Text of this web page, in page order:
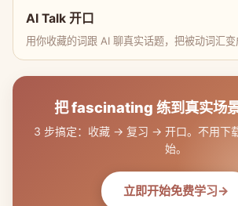
AI Talk 开口
用你收藏的词跟 AI 聊真实话题，把被动词汇变
把 fascinating 练到真实场
3 步搞定：收藏 → 复习 → 开口。不用下
始。
立即开始免费学习